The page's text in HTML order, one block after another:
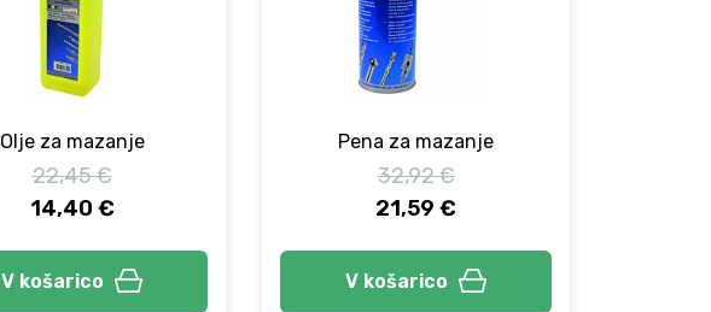
Olje za mazanje
22,45 €
14,40 €
V košarico
Pena za mazanje
32,92 €
21,59 €
V košarico